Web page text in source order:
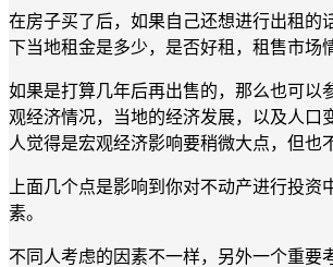
在房子买了后，如果自己还想进行出租的
下当地租金是多少，是否好租，租售市场
如果是打算几年后再出售的，那么也可以
观经济情况，当地的经济发展，以及人口
人觉得是宏观经济影响要稍微大点，但也
上面几个点是影响到你对不动产进行投资
素。
不同人考虑的因素不一样，另外一个重要